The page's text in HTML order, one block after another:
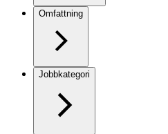
Omfattning
Jobbkategori